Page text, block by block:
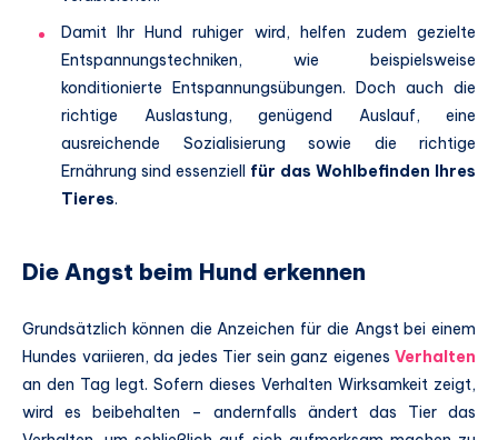
Damit Ihr Hund ruhiger wird, helfen zudem gezielte
Entspannungstechniken, wie beispielsweise
konditionierte Entspannungsübungen. Doch auch die
richtige Auslastung, genügend Auslauf, eine
ausreichende Sozialisierung sowie die richtige
Ernährung sind essenziell für das Wohlbefinden Ihres
Tieres.
Die Angst beim Hund erkennen
Grundsätzlich können die Anzeichen für die Angst bei einem
Hundes variieren, da jedes Tier sein ganz eigenes Verhalten
an den Tag legt. Sofern dieses Verhalten Wirksamkeit zeigt,
wird es beibehalten – andernfalls ändert das Tier das